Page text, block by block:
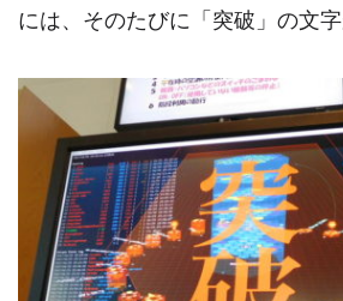
には、そのたびに「突破」の文字